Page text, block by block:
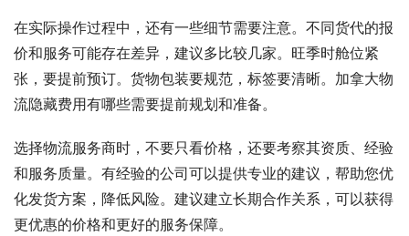
在实际操作过程中，还有一些细节需要注意。不同货代的报
价和服务可能存在差异，建议多比较几家。旺季时舱位紧
张，要提前预订。货物包装要规范，标签要清晰。加拿大物
流隐藏费用有哪些需要提前规划和准备。
选择物流服务商时，不要只看价格，还要考察其资质、经验
和服务质量。有经验的公司可以提供专业的建议，帮助您优
化发货方案，降低风险。建议建立长期合作关系，可以获得
更优惠的价格和更好的服务保障。